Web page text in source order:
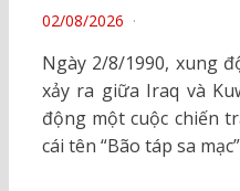
POSTED
02/08/2026
Ngày 2/8/1990, xung
xảy ra giữa Iraq và
động một cuộc chiến
cái tên “Bão táp sa